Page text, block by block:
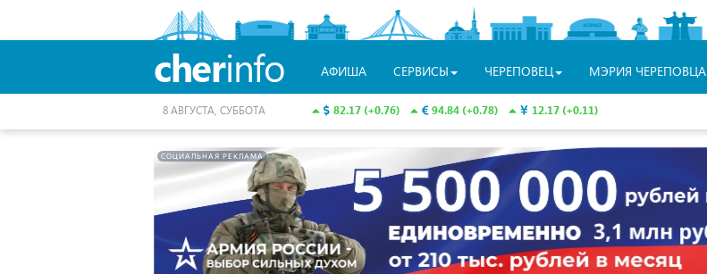
cherinfo АФИША СЕРВИСЫ ЧЕРЕПОВЕЦ МЭРИЯ ЧЕРЕПОВЦА
82.17 (+0.76) 94.84 (+0.78) 12.17 (+0.11)
8 АВГУСТА, СУББОТА
СОЦИАЛЬНАЯ РЕКЛАМА